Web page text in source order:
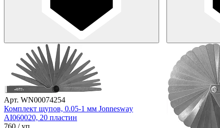
Арт. WN00074254
Комплект щупов, 0.05-1 мм Jonnesway
AI060020, 20 пластин
760 / уп